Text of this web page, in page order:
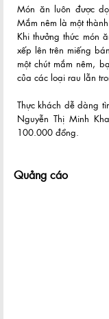
Món ăn luôn được
Mắm nêm là một
Khi thưởng thức món
xếp lên trên miếng
một chút mắm nêm,
của các loại rau lẫn
Thực khách dễ dàng
Nguyễn Thị Minh
100.000 đồng.
Quảng cáo